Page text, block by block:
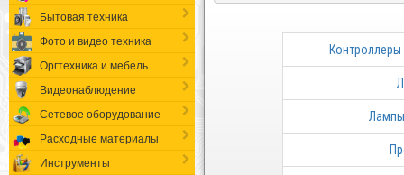
Бытовая техника
Фото и видео техника
Оргтехника и мебель
Видеонаблюдение
Сетевое оборудование
Расходные материалы
Инструменты